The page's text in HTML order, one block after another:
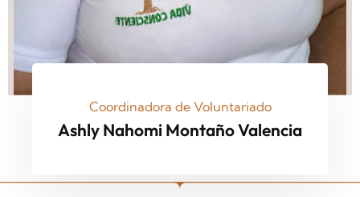
Coordinadora de Voluntariado
Ashly Nahomi Montaño Valencia